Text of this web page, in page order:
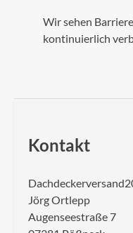
Wir sehen
kontinuierlich
Kontakt
Jörg Ortlepp
Augenseestraße 7